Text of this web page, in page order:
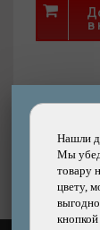
Нашли
Мы
товару
цвету,
в
заказ